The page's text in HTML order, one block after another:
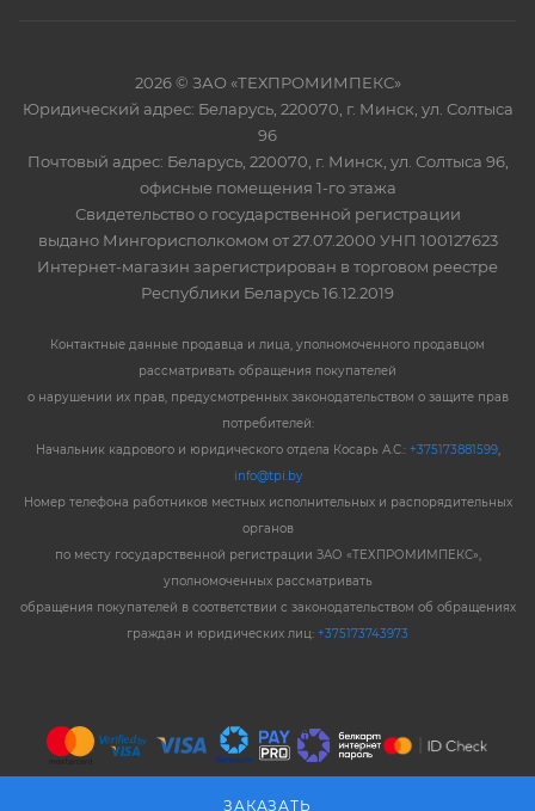
ЗАКАЗАТЬ
2026 © ЗАО «ТЕХПРОМИМПЕКС»
Юридический адрес: Беларусь, 220070, г. Минск, ул. Солтыса
96
Почтовый адрес: Беларусь, 220070, г. Минск, ул. Солтыса 96,
офисные помещения 1-го этажа
Свидетельство о государственной регистрации
выдано Мингорисполкомом от 27.07.2000 УНП 100127623
Интернет-магазин зарегистрирован в торговом реестре
Республики Беларусь 16.12.2019
Контактные данные продавца и лица, уполномоченного продавцом
рассматривать обращения покупателей
о нарушении их прав, предусмотренных законодательством о защите прав
потребителей:
Начальник кадрового и юридического отдела Косарь А.С.: +375173881599,
info@tpi.by
Номер телефона работников местных исполнительных и распорядительных
органов
по месту государственной регистрации ЗАО «ТЕХПРОМИМПЕКС»,
уполномоченных рассматривать
обращения покупателей в соответствии с законодательством об обращениях
граждан и юридических лиц: +375173743973